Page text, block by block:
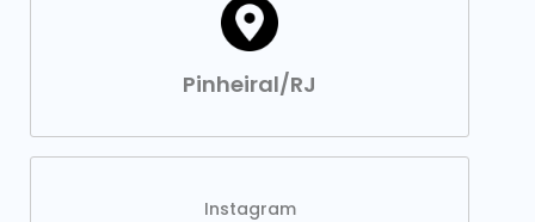
Pinheiral/RJ
Instagram